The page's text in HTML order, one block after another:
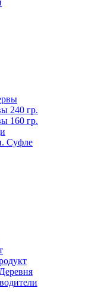
240 гр.
160 гр.
Суфле